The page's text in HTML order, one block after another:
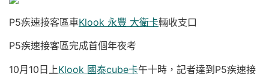
P5疾速接客區車Klook 永豐 大衛卡輛收支口
P5疾速接客區完成首個年夜考
10月10日上Klook 國泰cube卡午十時，記者達到P5疾速接